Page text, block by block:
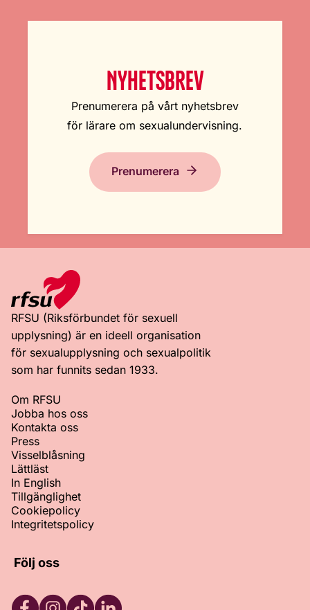
NYHETSBREV
Prenumerera på vårt nyhetsbrev
för lärare om sexualundervisning.
Prenumerera
RFSU (Riksförbundet för sexuell
upplysning) är en ideell organisation
för sexualupplysning och sexualpolitik
som har funnits sedan 1933.
Om RFSU
Jobba hos oss
Kontakta oss
Press
Visselblåsning
Lättläst
In English
Tillgänglighet
Cookiepolicy
Integritetspolicy
Följ oss